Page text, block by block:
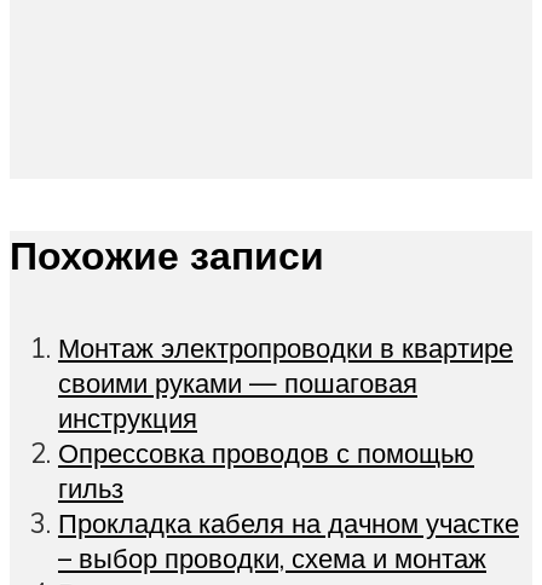
Похожие записи
Монтаж электропроводки в квартире
своими руками — пошаговая
инструкция
Опрессовка проводов с помощью
гильз
Прокладка кабеля на дачном участке
– выбор проводки, схема и монтаж